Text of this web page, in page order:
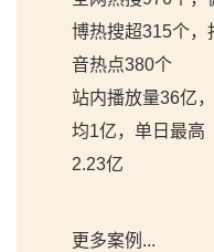
博热搜超315个，
音热点380个
站内播放量36亿
均1亿，单日最高
2.23亿
更多案例...